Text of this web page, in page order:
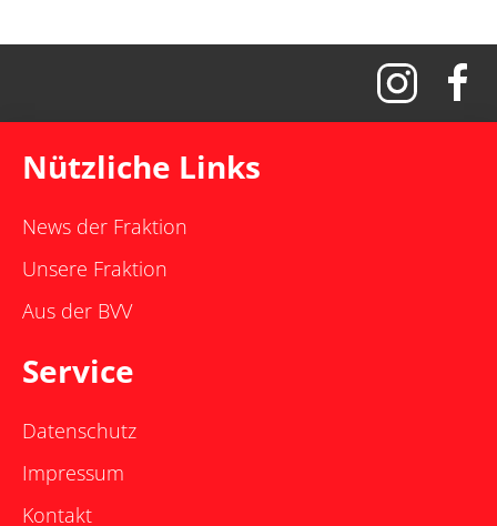
Nützliche Links
News der Fraktion
Unsere Fraktion
Aus der BVV
Service
Datenschutz
Impressum
Kontakt